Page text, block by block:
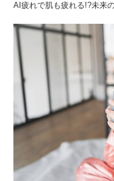
AI疲れで肌も疲れる!?未来